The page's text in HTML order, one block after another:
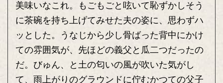
美味いなこれ。もごもごと呟いて恥ずかしそう
に茶碗を持ち上げてみせた夫の姿に、思わずハ
ッとした。うなじから少し骨ばった背中にかけ
ての雰囲気が、先ほどの義父と瓜二つだったの
だ。びゅん、と土の匂いの風が吹いた気がし
て、雨上がりのグラウンドに佇むかつての父子